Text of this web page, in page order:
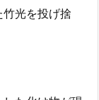
光を投げ捨